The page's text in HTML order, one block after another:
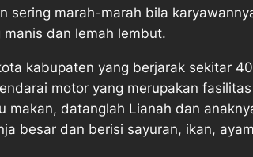
sering marah-marah bila
dan lemah lembut.
kabupaten yang berjarak sekitar
motor yang merupakan
makan, datanglah Lianah dan
besar dan berisi sayuran, ikan,